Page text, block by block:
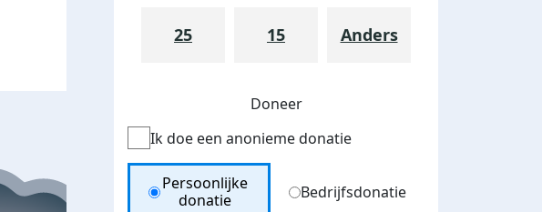
25 15 Anders
Doneer
Ik doe een anonieme donatie
Donation Type
Persoonlijke
donatie
Bedrijfsdonatie